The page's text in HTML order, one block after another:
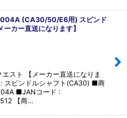
(CA30/50/E6用) スピンド
ーカー直送になります】
スト 【メーカー直送になりま
スピンドルシャフト(CA30) ■商
■JANコード :
【商…